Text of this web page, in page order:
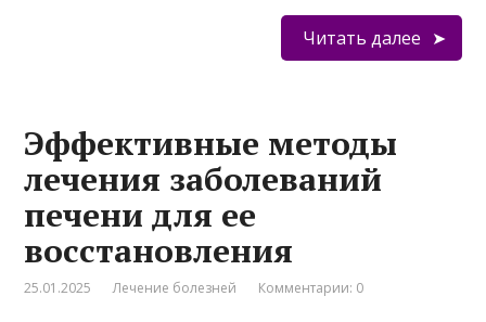
Читать далее
Эффективные методы
лечения заболеваний
печени для ее
восстановления
25.01.2025 Лечение болезней Комментарии: 0